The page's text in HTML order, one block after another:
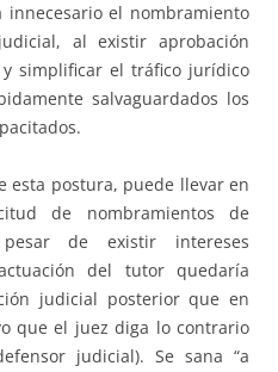
innecesario el nombramiento
al existir aprobación
simplificar el tráfico jurídico
salvaguardados los
postura, puede llevar en
de nombramientos de
de existir intereses
del tutor quedaría
judicial posterior que en
que el juez diga lo contrario
judicial). Se sana “a